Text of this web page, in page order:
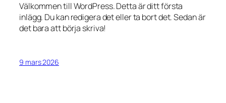
Välkommen till WordPress. Detta är ditt första
inlägg. Du kan redigera det eller ta bort det. Sedan är
det bara att börja skriva!
9 mars 2026